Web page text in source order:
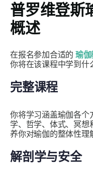
普罗维登斯
概述
在报名参加合适的 瑜伽
你将在该课程中学到什
完整课程
你将学习涵盖瑜伽各
学、哲学、体式、冥想
养你对瑜伽的整体性理
解剖学与安全